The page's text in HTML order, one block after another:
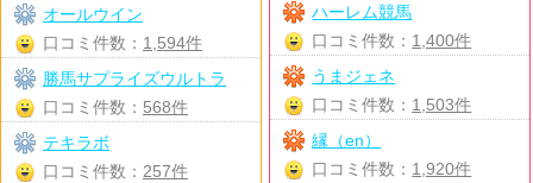
ハーレム競馬
口コミ件数： 1,400件
うまジェネ
口コミ件数： 1,503件
縁（en）
口コミ件数： 1,920件
オールウイン
口コミ件数： 1,594件
勝馬サプライズウルトラ
口コミ件数： 568件
テキラボ
口コミ件数： 257件